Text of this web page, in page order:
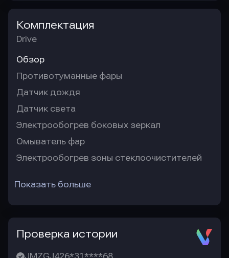
Комплектация
Drive
Обзор
Противотуманные фары
Датчик дождя
Датчик света
Электрообогрев боковых зеркал
Омыватель фар
Электрообогрев зоны стеклоочистителей
Показать больше
Проверка истории